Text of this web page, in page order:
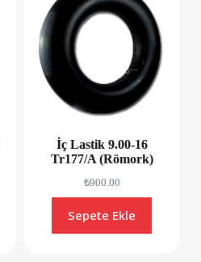
İç Lastik 9.00-16
Tr177/A (Römork)
₺900.00
Sepete Ekle